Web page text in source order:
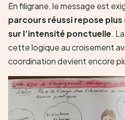
En filigrane, le message est
parcours réussi repose
sur l’intensité ponctuelle.
cette logique au croisement
coordination devient encore